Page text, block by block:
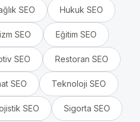
SEO Hukuk SEO
SEO Eğitim SEO
SEO Restoran SEO
SEO Teknoloji SEO
SEO Sigorta SEO